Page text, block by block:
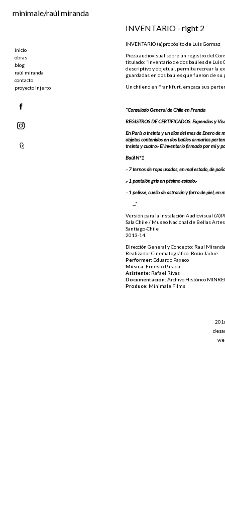
minimale/raúl miranda
inicio
obras
blog
raúl miranda
contacto
proyecto injerto
INVENTARIO - right 2
INVENTARIO (a)propósito de Luis Gormaz
Pieza audiovisual sobre un registro del
titulado: “Inventario de dos baúles de Luis
descriptivo y objetual, permite recrear la
guardadas en dos baúles que fueron de su
Un chileno en Frankfurt, empaca sus
"Consulado General de Chile en Francia
REGISTROS DE CERTIFICADOS. Expendios y
En París a treinta y un días del mes de Enero de
objetos contenidos en dos baúles armarios
treinta y cuatro.- El inventario firmado por mi y
Baúl N°1
.- 7 ternos de ropa usados, en mal estado, de
.- 1 pantalón gris en pésimo estado.-
.- 1 pelisse, cuello de astracán y forro de piel, en
..."
Versión para la Instalación Audiovisual
Sala Chile / Museo Nacional de Bellas Artes
Santiago-Chile
2013-14
Dirección General y Concepto: Raul
Realizador Cinematográfico: Rocío Jadue
Performer: Eduardo Paxeco
Música: Ernesto Parada
Asistente: Rafael Rivas
Documentación: Archivo Histórico
Produce: Minimale Films